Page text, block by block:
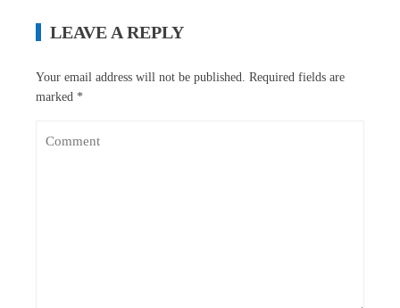
LEAVE A REPLY
Your email address will not be published.
Required fields are
marked *